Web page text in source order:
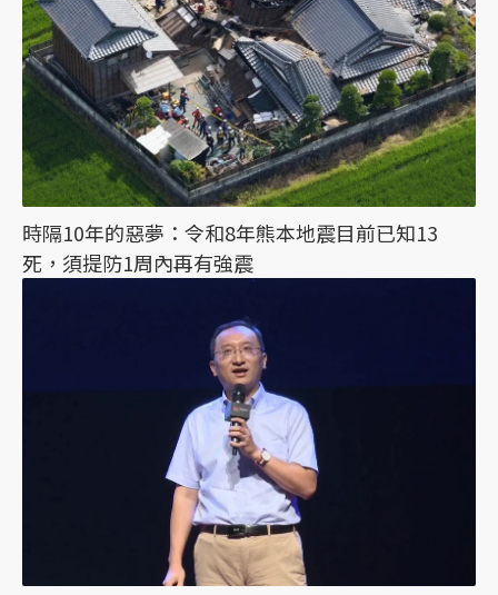
時隔10年的惡夢：令和8年熊本地震目前已知13
死，須提防1周內再有強震